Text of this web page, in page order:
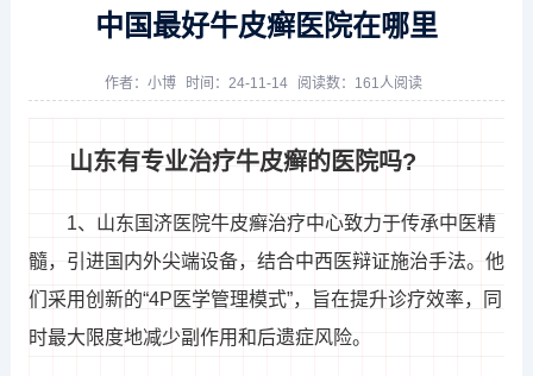
中国最好牛皮癣医院在哪里
作者： 小博 时间：24-11-14 阅读数：161人阅读
山东有专业治疗牛皮癣的医院吗?
1、山东国济医院牛皮癣治疗中心致力于传承中医精
髓，引进国内外尖端设备，结合中西医辩证施治手法。他
们采用创新的“4P医学管理模式”，旨在提升诊疗效率，同
时最大限度地减少副作用和后遗症风险。